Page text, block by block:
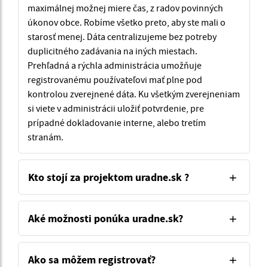
maximálnej možnej miere čas, z radov povinných
úkonov obce. Robíme všetko preto, aby ste mali o
starosť menej. Dáta centralizujeme bez potreby
duplicitného zadávania na iných miestach.
Prehľadná a rýchla administrácia umožňuje
registrovanému používateľovi mať plne pod
kontrolou zverejnené dáta. Ku všetkým zverejneniam
si viete v administrácii uložiť potvrdenie, pre
prípadné dokladovanie interne, alebo tretím
stranám.
Kto stojí za projektom uradne.sk ?
Aké možnosti ponúka uradne.sk?
Ako sa môžem registrovať?